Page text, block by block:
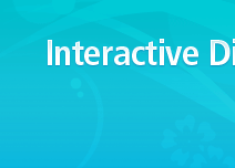
PR 2.0